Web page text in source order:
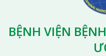
BỆNH VIỆN